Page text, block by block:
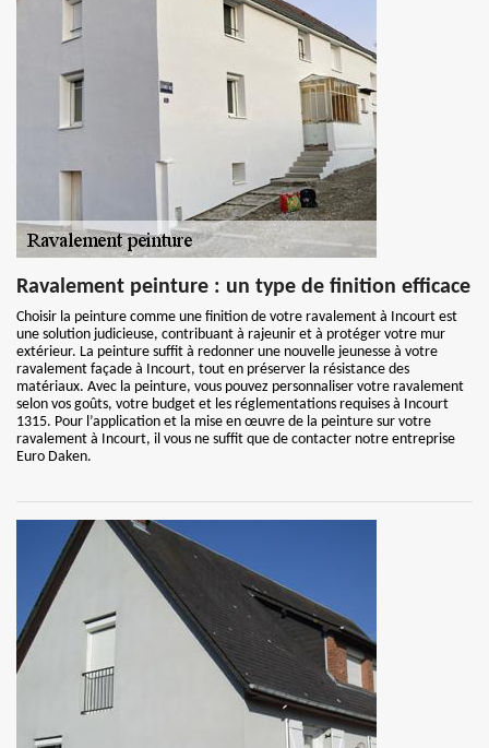
Ravalement peinture : un type de finition efficace
Choisir la peinture comme une finition de votre ravalement à Incourt est
une solution judicieuse, contribuant à rajeunir et à protéger votre mur
extérieur. La peinture suffit à redonner une nouvelle jeunesse à votre
ravalement façade à Incourt, tout en préserver la résistance des
matériaux. Avec la peinture, vous pouvez personnaliser votre ravalement
selon vos goûts, votre budget et les réglementations requises à Incourt
1315. Pour l’application et la mise en œuvre de la peinture sur votre
ravalement à Incourt, il vous ne suffit que de contacter notre entreprise
Euro Daken.